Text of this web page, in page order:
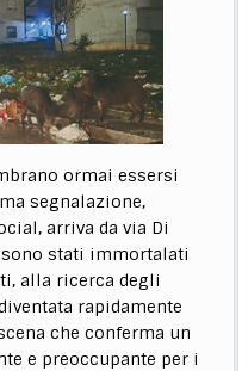
ormai essersi
segnalazione,
arriva da via Di
stati immortalati
alla ricerca degli
rapidamente
che conferma un
e preoccupante per i